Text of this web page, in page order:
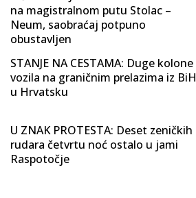
na magistralnom putu Stolac –
Neum, saobraćaj potpuno
obustavljen
STANJE NA CESTAMA: Duge kolone
vozila na graničnim prelazima iz BiH
u Hrvatsku
U ZNAK PROTESTA: Deset zeničkih
rudara četvrtu noć ostalo u jami
Raspotočje